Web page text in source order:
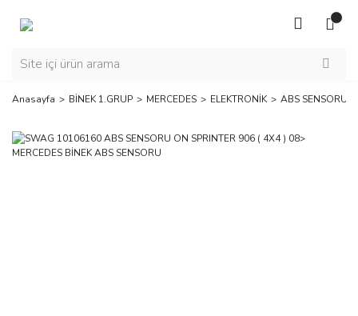
Anasayfa BİNEK 1.GRUP MERCEDES ELEKTRONİK ABS SENSORU